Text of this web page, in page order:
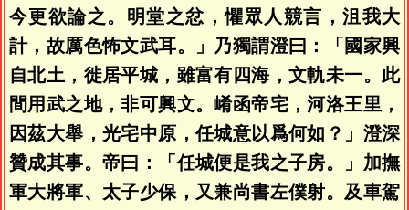
今更欲論之。明堂之忿，懼眾人競言，沮我大
計，故厲色怖文武耳。」乃獨謂澄曰：「國家興
自北土，徙居平城，雖富有四海，文軌未一。此
間用武之地，非可興文。崤函帝宅，河洛王里，
因茲大舉，光宅中原，任城意以爲何如？」澄深
贊成其事。帝曰：「任城便是我之子房。」加撫
軍大將軍、太子少保，又兼尚書左僕射。及車駕